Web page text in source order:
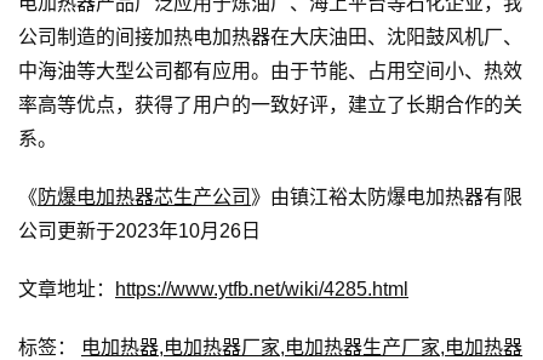
公司制造的间接加热电加热器在大庆油田、沈阳鼓风机厂、
中海油等大型公司都有应用。由于节能、占用空间小、热效
率高等优点，获得了用户的一致好评，建立了长期合作的关
系。
《 防爆电加热器芯生产公司 》由镇江裕太防爆电加热器有限
公司更新于2023年10月26日
文章地址： https://www.ytfb.net/wiki/4285.html
标签： 电加热器,电加热器厂家,电加热器生产厂家,电加热器